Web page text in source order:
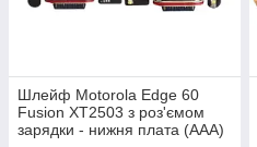
Шлейф Motorola Edge 60
Fusion XT2503 з роз'ємом
зарядки - нижня плата (AAA)